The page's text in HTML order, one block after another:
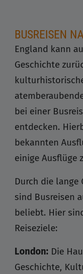
BUSREISEN
England kann
Geschichte
bei einer
entdecken.
bekannten
einige Ausflüge
Durch die lange
sind Busreisen
beliebt. Hier
Reiseziele:
London: Die
Geschichte,